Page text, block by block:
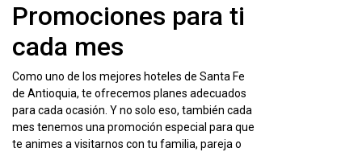
Promociones para ti
cada mes
Como uno de los mejores hoteles de Santa Fe
de Antioquia, te ofrecemos planes adecuados
para cada ocasión. Y no solo eso, también cada
mes tenemos una promoción especial para que
te animes a visitarnos con tu familia, pareja o